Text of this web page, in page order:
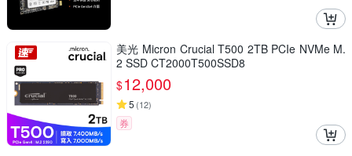
美光 Micron Crucial T500 2TB PCIe NVMe M.
2 SSD CT2000T500SSD8
$12,000
5 (12)
券